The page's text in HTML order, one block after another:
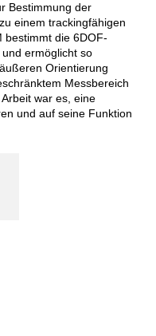
Bestimmung der
einem trackingfähigen
bestimmt die 6DOF-
ermöglicht so
Orientierung
Messbereich
war es, eine
und auf seine Funktion